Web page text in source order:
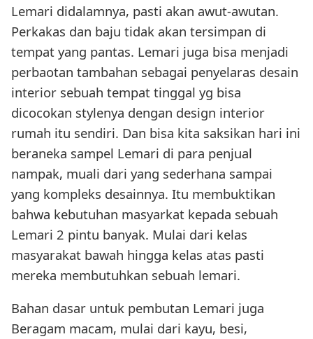
Lemari didalamnya, pasti akan awut-awutan.
Perkakas dan baju tidak akan tersimpan di
tempat yang pantas. Lemari juga bisa menjadi
perbaotan tambahan sebagai penyelaras desain
interior sebuah tempat tinggal yg bisa
dicocokan stylenya dengan design interior
rumah itu sendiri. Dan bisa kita saksikan hari ini
beraneka sampel Lemari di para penjual
nampak, muali dari yang sederhana sampai
yang kompleks desainnya. Itu membuktikan
bahwa kebutuhan masyarkat kepada sebuah
Lemari 2 pintu banyak. Mulai dari kelas
masyarakat bawah hingga kelas atas pasti
mereka membutuhkan sebuah lemari.
Bahan dasar untuk pembutan Lemari juga
Beragam macam, mulai dari kayu, besi,